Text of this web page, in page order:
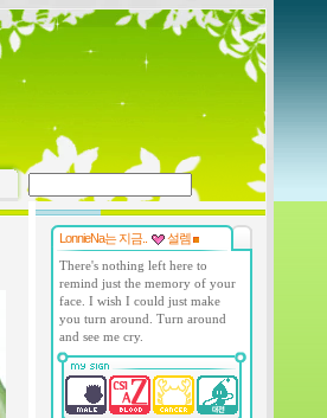
LonnieNa는 지금..
설렘
There's nothing left here to
remind just the memory of your
face. I wish I could just make
you turn around. Turn around
and see me cry.